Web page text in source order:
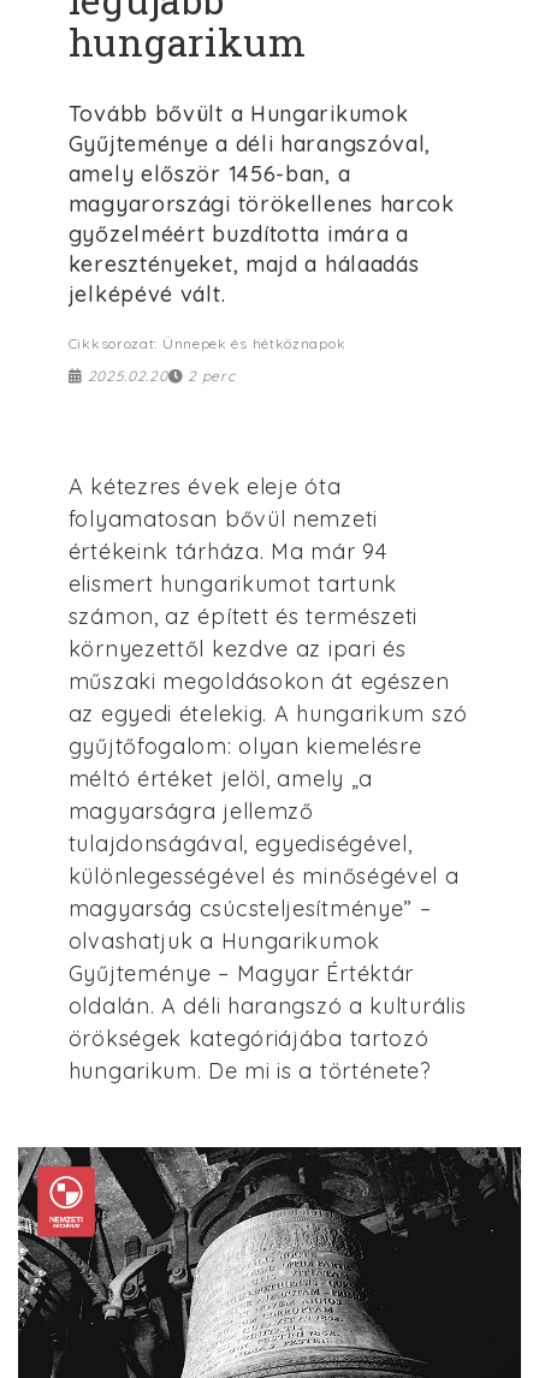
hungarikum
Tovább bővült a Hungarikumok
Gyűjteménye a déli harangszóval,
amely először 1456-ban, a
magyarországi törökellenes harcok
győzelméért buzdította imára a
keresztényeket, majd a hálaadás
jelképévé vált.
Cikksorozat: Ünnepek és hétköznapok
2025.02.20
2 perc
A kétezres évek eleje óta
folyamatosan bővül nemzeti
értékeink tárháza. Ma már 94
elismert hungarikumot tartunk
számon, az épített és természeti
környezettől kezdve az ipari és
műszaki megoldásokon át egészen
az egyedi ételekig. A hungarikum szó
gyűjtőfogalom: olyan kiemelésre
méltó értéket jelöl, amely „a
magyarságra jellemző
tulajdonságával, egyediségével,
különlegességével és minőségével a
magyarság csúcsteljesítménye” –
olvashatjuk a Hungarikumok
Gyűjteménye – Magyar Értéktár
oldalán. A déli harangszó a kulturális
örökségek kategóriájába tartozó
hungarikum. De mi is a története?